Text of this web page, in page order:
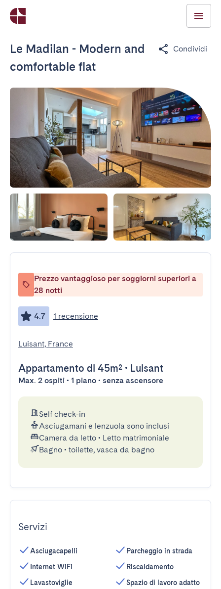
Le Madilan - Modern and
comfortable flat
Condividi
Prezzo vantaggioso per soggiorni superiori a
28 notti
4.7 1 recensione
Luisant, France
Appartamento di 45m² • Luisant
Max. 2 ospiti • 1 piano • senza ascensore
Self check-in
Asciugamani e lenzuola sono inclusi
Camera da letto • Letto matrimoniale
Bagno • toilette, vasca da bagno
Servizi
Asciugacapelli
Internet WiFi
Lavastoviglie
Parcheggio in strada
Riscaldamento
Spazio di lavoro adatto